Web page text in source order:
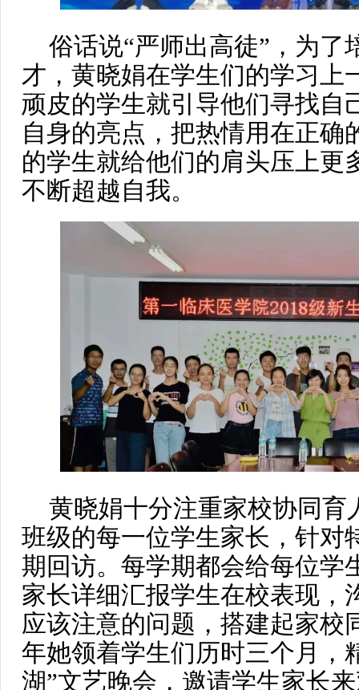
俗话说“严师出高徒”，为了
才，黄晓娟在学生们的学习上
顽皮的学生就引导他们寻找自
自身的亮点，把热情用在正确
的学生就给他们的肩头压上更
不断超越自我。
黄晓娟十分注重家校协同育
班级的每一位学生家长，针对
期回访。每学期都会给每位学
家长详细汇报学生在校表现，
应该注意的问题，搭建起家校
年她领着学生们历时三个月，
湖”文艺晚会，邀请学生家长